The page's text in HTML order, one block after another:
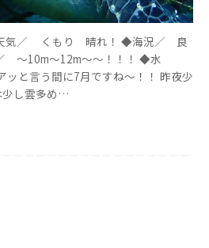
気／ くもり 晴れ！ ◆海況／ 良
～10m～12m～～！！！ ◆水
言う間に7月ですね～！！ 昨夜少
少し雲多め…